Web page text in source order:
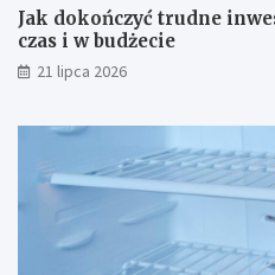
Jak dokończyć trudne
czas i w budżecie
21 lipca 2026